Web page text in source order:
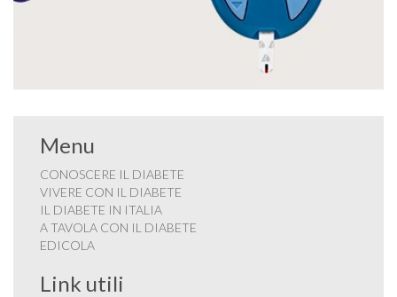
Menu
CONOSCERE IL DIABETE
VIVERE CON IL DIABETE
IL DIABETE IN ITALIA
A TAVOLA CON IL DIABETE
EDICOLA
Link utili